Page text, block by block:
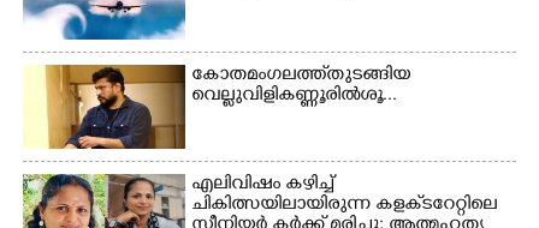
കോതമംഗലത്ത് തുടങ്ങിയ
വെല്ലുവിളി കണ്ണൂരിൽ ശൂ...
എലിവിഷം കഴിച്ച്
ചികിത്സയിലായിരുന്ന കളക്‌ടറേറ്റിലെ